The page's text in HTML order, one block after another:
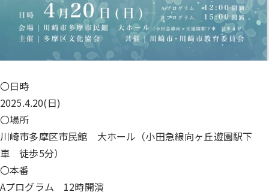
〇日時
2025.4.20(日)
〇場所
川崎市多摩区市民館 大ホール（小田急線向ヶ丘遊園駅下
車 徒歩5分）
〇本番
Aプログラム 12時開演